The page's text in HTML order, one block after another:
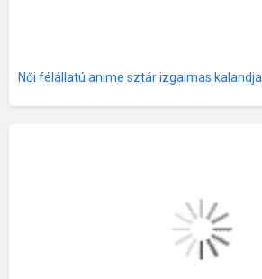
Női félállatú anime sztár izgalmas kalandja